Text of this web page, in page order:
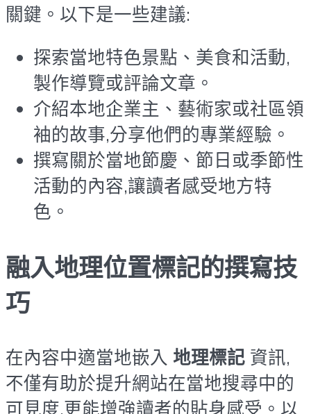
關鍵。以下是一些建議:
探索當地特色景點、美食和活動,
製作導覽或評論文章。
介紹本地企業主、藝術家或社區領
袖的故事,分享他們的專業經驗。
撰寫關於當地節慶、節日或季節性
活動的內容,讓讀者感受地方特
色。
融入地理位置標記的撰寫技
巧
在內容中適當地嵌入 地理標記 資訊,
不僅有助於提升網站在當地搜尋中的
可見度,更能增強讀者的貼身感受。以